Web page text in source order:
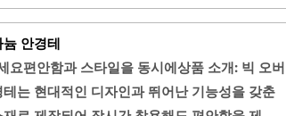
어 장시간 착용해도 부담이 적습니다.다양한
디자인으로 스타일을 한층 높여줍니다. 빛번
야를 더욱 선명하게 유지할 수 있습니다. 이
향에 맞게 선택할 수 있는 장점이 있습니다.또
이게 하며, 가벼운 무게 덕분에 착용감이 우
안경테
요편안함과 스타일을 동시에상품 소개: 빅 오버
는 현대적인 디자인과 뛰어난 기능성을 갖춘